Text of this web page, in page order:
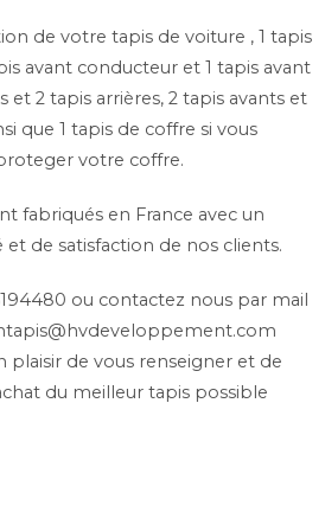
de votre tapis de voiture , 1 tapis
avant conducteur et 1 tapis avant
et 2 tapis arrières, 2 tapis avants et
que 1 tapis de coffre si vous
votre coffre.
fabriqués en France avec un
et de satisfaction de nos clients.
ou contactez nous par mail
plaisir de vous renseigner et de
du meilleur tapis possible